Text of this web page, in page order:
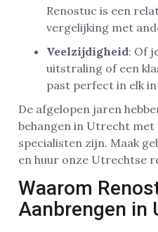
Renostuc is een
vergelijking met
Veelzijdigheid: Of
uitstraling of een
past perfect in elk
De afgelopen jaren
behangen in Utrecht
specialisten zijn. Maak
en huur onze Utrechtse
Waarom
Aanbrengen in